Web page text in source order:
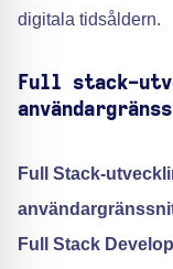
digitala tidsåldern.
Full stack-
Full Stack-
Full Stack